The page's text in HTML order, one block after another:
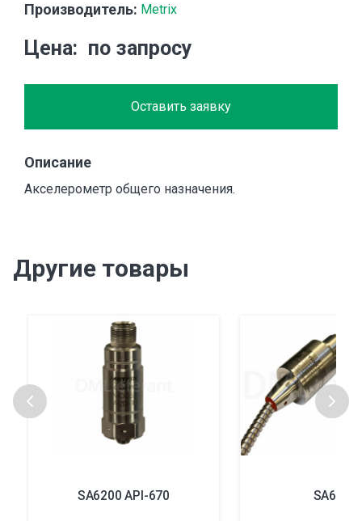
Производитель: Metrix
Цена по запросу
Оставить заявку
Описание
Акселерометр общего назначения.
Другие товары
SA6200 API-670 SA6350